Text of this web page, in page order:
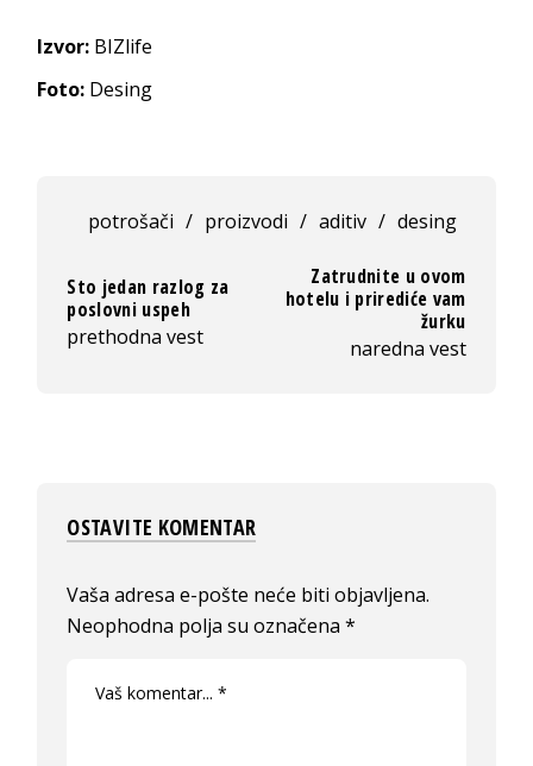
Izvor: BIZlife
Foto: Desing
potrošači / proizvodi / aditiv / desing
Sto jedan razlog za
poslovni uspeh
prethodna vest
Zatrudnite u ovom
hotelu i prirediće vam
žurku
naredna vest
OSTAVITE KOMENTAR
Vaša adresa e-pošte neće biti objavljena.
Neophodna polja su označena*